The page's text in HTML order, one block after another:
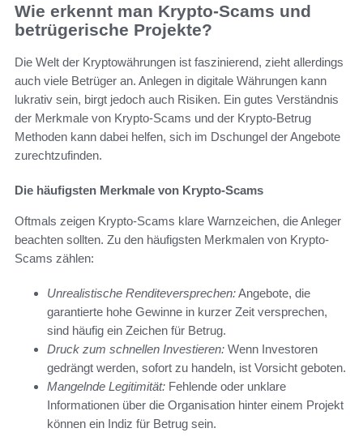
Wie erkennt man Krypto-Scams und
betrügerische Projekte?
Die Welt der Kryptowährungen ist faszinierend, zieht allerdings
auch viele Betrüger an. Anlegen in digitale Währungen kann
lukrativ sein, birgt jedoch auch Risiken. Ein gutes Verständnis
der Merkmale von Krypto-Scams und der Krypto-Betrug
Methoden kann dabei helfen, sich im Dschungel der Angebote
zurechtzufinden.
Die häufigsten Merkmale von Krypto-Scams
Oftmals zeigen Krypto-Scams klare Warnzeichen, die Anleger
beachten sollten. Zu den häufigsten Merkmalen von Krypto-
Scams zählen:
Unrealistische Renditeversprechen:Angebote, die
garantierte hohe Gewinne in kurzer Zeit versprechen,
sind häufig ein Zeichen für Betrug.
Druck zum schnellen Investieren: Wenn Investoren
gedrängt werden, sofort zu handeln, ist Vorsicht geboten.
Mangelnde Legitimität: Fehlende oder unklare
Informationen über die Organisation hinter einem Projekt
können ein Indiz für Betrug sein.